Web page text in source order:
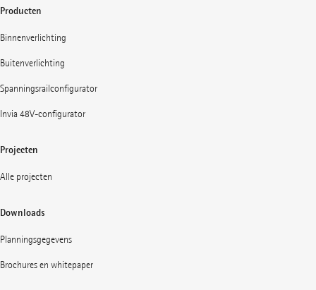
Producten
Binnenverlichting
Buitenverlichting
Spanningsrailconfigurator
Invia 48V-configurator
Projecten
Alle projecten
Downloads
Planningsgegevens
Brochures en whitepaper